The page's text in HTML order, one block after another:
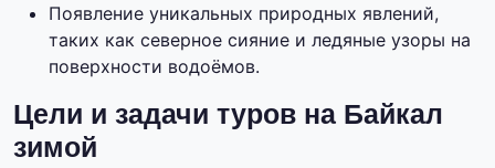
Появление уникальных природных явлений,
таких как северное сияние и ледяные узоры на
поверхности водоёмов.
Цели и задачи туров на Байкал
зимой